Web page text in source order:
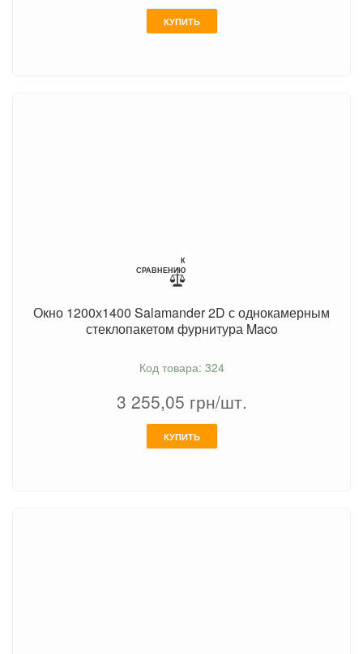
КУПИТЬ
К
СРАВНЕНИЮ
Окно 1200х1400 Salamander 2D с однокамерным
стеклопакетом фурнитура Maco
Код товара: 324
3 255,05 грн/шт.
КУПИТЬ